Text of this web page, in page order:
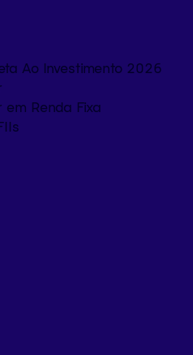
Ao Investimento 2026
em Renda Fixa